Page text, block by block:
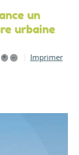
un
urbaine
+ – Imprimer